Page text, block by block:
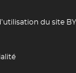
du site